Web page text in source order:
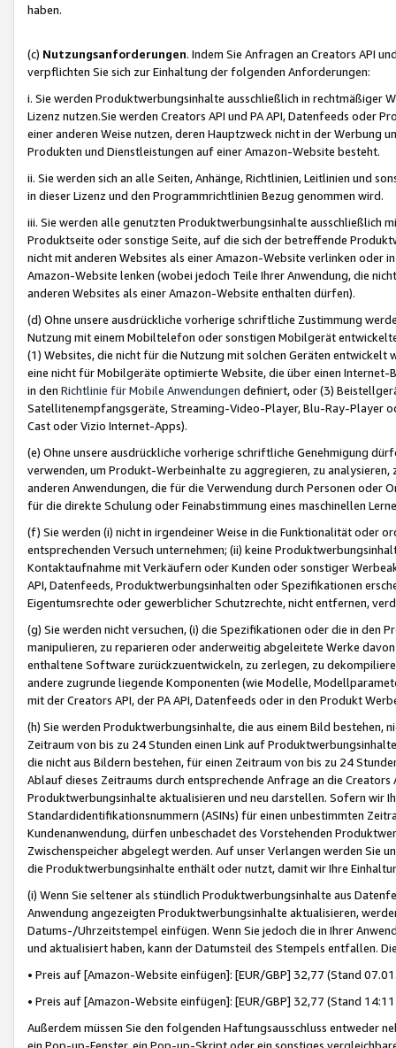
haben.
(c) Nutzungsanforderungen. Indem Sie Anfragen an Creators API
verpflichten Sie sich zur Einhaltung der folgenden Anforderungen:
i. Sie werden Produktwerbungsinhalte ausschließlich in rechtmäßiger
Lizenz nutzen.Sie werden Creators API und PA API, Datenfeeds oder
einer anderen Weise nutzen, deren Hauptzweck nicht in der Werbung
Produkten und Dienstleistungen auf einer Amazon-Website besteht.
ii. Sie werden sich an alle Seiten, Anhänge, Richtlinien, Leitlinien und
in dieser Lizenz und den Programmrichtlinien Bezug genommen wird.
iii. Sie werden alle genutzten Produktwerbungsinhalte ausschließlich
Produktseite oder sonstige Seite, auf die sich der betreffende
nicht mit anderen Websites als einer Amazon-Website verlinken oder
Amazon-Website lenken (wobei jedoch Teile Ihrer Anwendung, die
anderen Websites als einer Amazon-Website enthalten dürfen).
(d) Ohne unsere ausdrückliche vorherige schriftliche Zustimmung
Nutzung mit einem Mobiltelefon oder sonstigen Mobilgerät
(1) Websites, die nicht für die Nutzung mit solchen Geräten
eine nicht für Mobilgeräte optimierte Website, die über einen
in den Richtlinie für Mobile Anwendungen definiert, oder (3)
Satellitenempfangsgeräte, Streaming-Video-Player, Blu-Ray-Player
Cast oder Vizio Internet-Apps).
(e) Ohne unsere ausdrückliche vorherige schriftliche Genehmigung
verwenden, um Produkt-Werbeinhalte zu aggregieren, zu
anderen Anwendungen, die für die Verwendung durch Personen
für die direkte Schulung oder Feinabstimmung eines maschinellen
(f) Sie werden (i) nicht in irgendeiner Weise in die Funktionalität oder
entsprechenden Versuch unternehmen; (ii) keine
Kontaktaufnahme mit Verkäufern oder Kunden oder sonstiger
API, Datenfeeds, Produktwerbungsinhalten oder Spezifikationen
Eigentumsrechte oder gewerblicher Schutzrechte, nicht entfernen,
(g) Sie werden nicht versuchen, (i) die Spezifikationen oder die in
manipulieren, zu reparieren oder anderweitig abgeleitete Werke
enthaltene Software zurückzuentwickeln, zu zerlegen, zu
andere zugrunde liegende Komponenten (wie Modelle,
mit der Creators API, der PA API, Datenfeeds oder in den Produkt
(h) Sie werden Produktwerbungsinhalte, die aus einem Bild bestehen,
Zeitraum von bis zu 24 Stunden einen Link auf
die nicht aus Bildern bestehen, für einen Zeitraum von bis zu 24
Ablauf dieses Zeitraums durch entsprechende Anfrage an die
Produktwerbungsinhalte aktualisieren und neu darstellen. Sofern wir
Standardidentifikationsnummern (ASINs) für einen unbestimmten
Kundenanwendung, dürfen unbeschadet des Vorstehenden
Zwischenspeicher abgelegt werden. Auf unser Verlangen werden Sie
die Produktwerbungsinhalte enthält oder nutzt, damit wir Ihre
(i) Wenn Sie seltener als stündlich Produktwerbungsinhalte aus
Anwendung angezeigten Produktwerbungsinhalte aktualisieren,
Datums-/Uhrzeitstempel einfügen. Wenn Sie jedoch die in Ihrer
und aktualisiert haben, kann der Datumsteil des Stempels entfallen.
• Preis auf [Amazon-Website einfügen]: [EUR/GBP] 32,77 (Stand
• Preis auf [Amazon-Website einfügen]: [EUR/GBP] 32,77 (Stand
Außerdem müssen Sie den folgenden Haftungsausschluss entweder
ein Pop-up-Fenster, ein Pop-up-Skript oder ein sonstiges